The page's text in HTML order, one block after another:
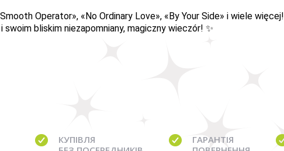
Smooth Operator», «No Ordinary Love», «By Your Side» i wiele więcej!
swoim bliskim niezapomniany, magiczny wieczór! ✨
КУПІВЛЯ
ГАРАНТІЯ